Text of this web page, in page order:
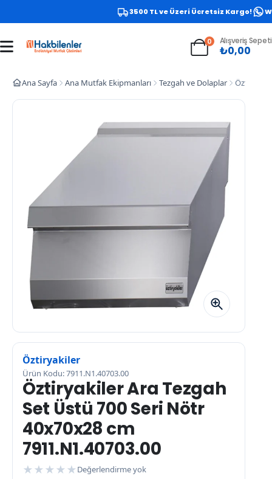
3500 TL ve Üzeri Ücretsiz Kargo!
0 Alışveriş Sepeti
₺0,00
Ana Sayfa Ana Mutfak Ekipmanları Tezgah ve Dolaplar
Öztiryakiler
Ürün Kodu: 7911.N1.40703.00
Öztiryakiler Ara Tezgah
Set Üstü 700 Seri Nötr
40x70x28 cm
7911.N1.40703.00
★ ★ ★ ★ ★ Değerlendirme yok